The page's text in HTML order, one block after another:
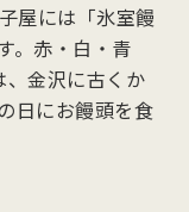
屋には「氷室饅
。赤・白・青
、金沢に古くか
日にお饅頭を食